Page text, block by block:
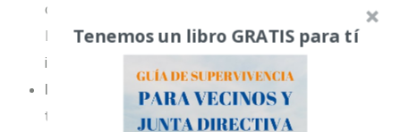
que ADMINISTRACION DE FINCAS Y
PATRIMONIO DE CANARIAS, S.L. solicita
incluyen:
Datos identificativos:nombre y apellidos,
teléfono, dirección postal y electrónica
Tenemos un libro GRATIS para tí